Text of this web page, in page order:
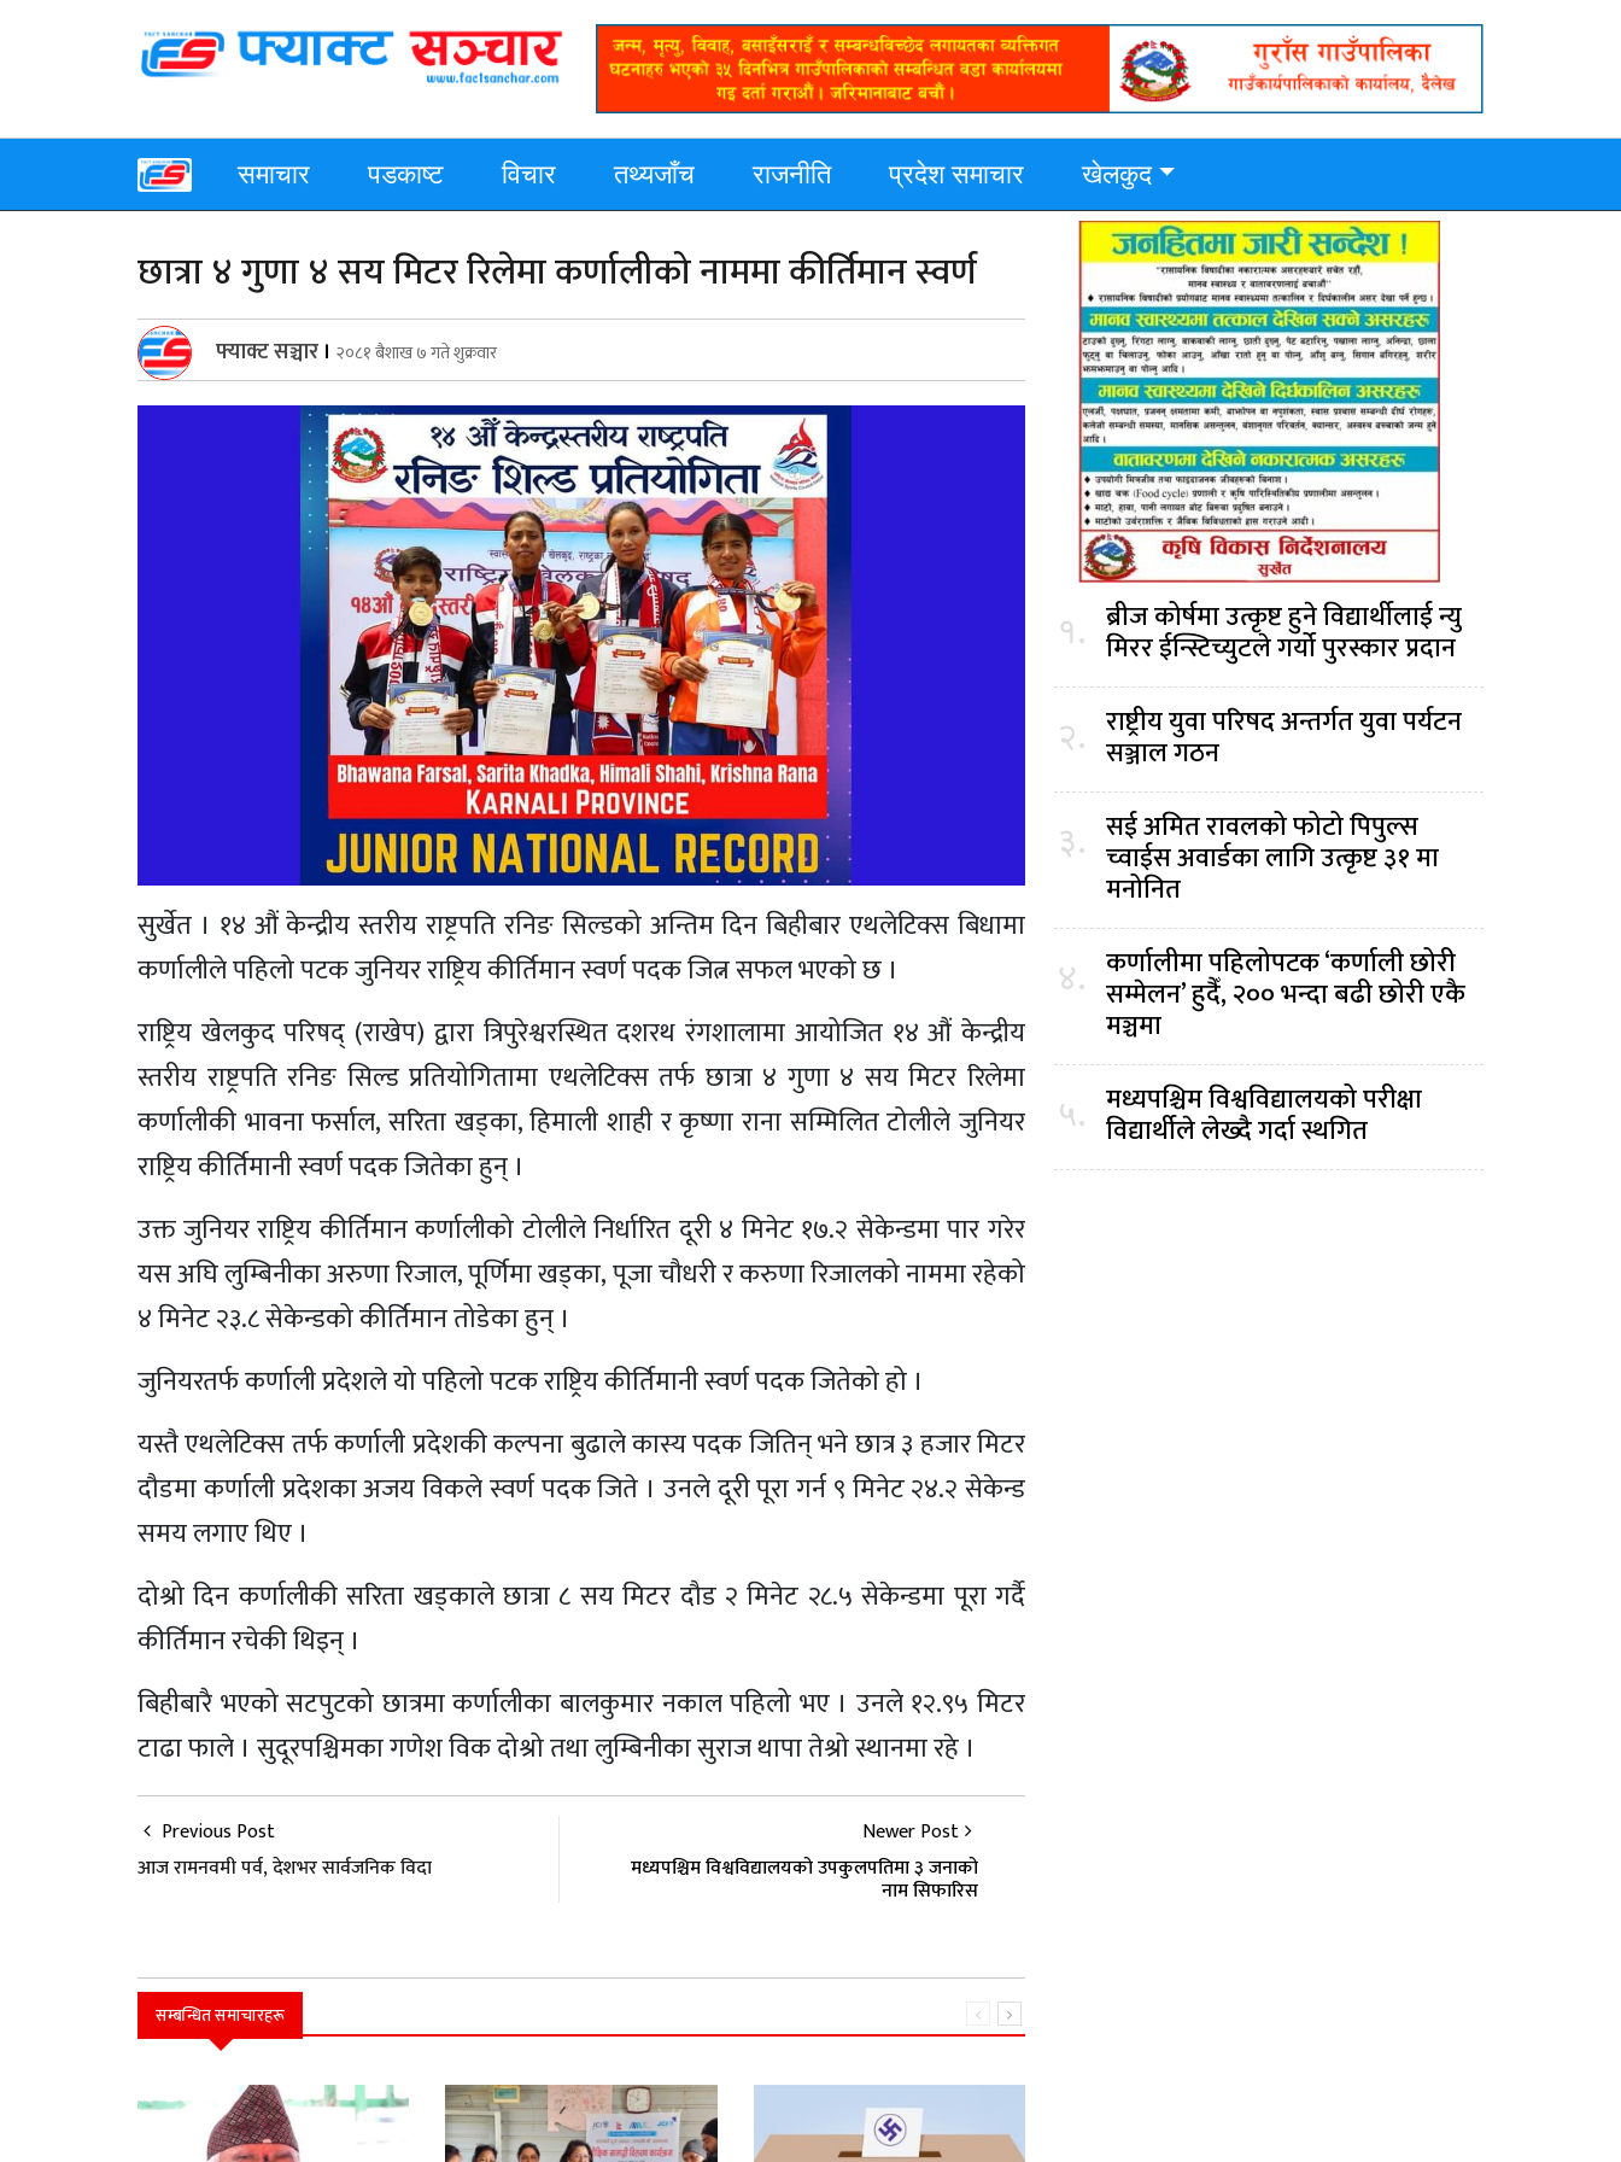
समाचार पडकाष्ट विचार तथ्यजाँच राजनीति प्रदेश समाचार खेलकुद
छात्रा ४ गुणा ४ सय मिटर रिलेमा कर्णालीको नाममा कीर्तिमान स्वर्ण
फ्याक्ट सञ्चार । २०८१ बैशाख ७ गते शुक्रवार
सुर्खेत । १४ औं केन्द्रीय स्तरीय राष्ट्रपति रनिङ सिल्डको अन्तिम दिन बिहीबार एथलेटिक्स बिधामा
कर्णालीले पहिलो पटक जुनियर राष्ट्रिय कीर्तिमान स्वर्ण पदक जित्न सफल भएको छ ।
राष्ट्रिय खेलकुद परिषद् (राखेप) द्वारा त्रिपुरेश्वरस्थित दशरथ रंगशालामा आयोजित १४ औं केन्द्रीय
स्तरीय राष्ट्रपति रनिङ सिल्ड प्रतियोगितामा एथलेटिक्स तर्फ छात्रा ४ गुणा ४ सय मिटर रिलेमा
कर्णालीकी भावना फर्साल, सरिता खड्का, हिमाली शाही र कृष्णा राना सम्मिलित टोलीले जुनियर
राष्ट्रिय कीर्तिमानी स्वर्ण पदक जितेका हुन् ।
उक्त जुनियर राष्ट्रिय कीर्तिमान कर्णालीको टोलीले निर्धारित दूरी ४ मिनेट १७.२ सेकेन्डमा पार गरेर
यस अघि लुम्बिनीका अरुणा रिजाल, पूर्णिमा खड्का, पूजा चौधरी र करुणा रिजालको नाममा रहेको
४ मिनेट २३.८ सेकेन्डको कीर्तिमान तोडेका हुन् ।
जुनियरतर्फ कर्णाली प्रदेशले यो पहिलो पटक राष्ट्रिय कीर्तिमानी स्वर्ण पदक जितेको हो ।
यस्तै एथलेटिक्स तर्फ कर्णाली प्रदेशकी कल्पना बुढाले कास्य पदक जितिन् भने छात्र ३ हजार मिटर
दौडमा कर्णाली प्रदेशका अजय विकले स्वर्ण पदक जिते । उनले दूरी पूरा गर्न ९ मिनेट २४.२ सेकेन्ड
समय लगाए थिए ।
दोश्रो दिन कर्णालीकी सरिता खड्काले छात्रा ८ सय मिटर दौड २ मिनेट २८.५ सेकेन्डमा पूरा गर्दै
कीर्तिमान रचेकी थिइन् ।
बिहीबारै भएको सटपुटको छात्रमा कर्णालीका बालकुमार नकाल पहिलो भए । उनले १२.९५ मिटर
टाढा फाले । सुदूरपश्चिमका गणेश विक दोश्रो तथा लुम्बिनीका सुराज थापा तेश्रो स्थानमा रहे ।
Previous Post
आज रामनवमी पर्व, देशभर सार्वजनिक विदा
Newer Post
मध्यपश्चिम विश्वविद्यालयको उपकुलपतिमा ३ जनाको
नाम सिफारिस
सम्बन्धित समाचारहरू
१. ब्रीज कोर्षमा उत्कृष्ट हुने विद्यार्थीलाई न्यु
मिरर ईन्स्टिच्युटले गर्यो पुरस्कार प्रदान
२. राष्ट्रीय युवा परिषद अन्तर्गत युवा पर्यटन
सञ्जाल गठन
३. सई अमित रावलको फोटो पिपुल्स
च्वाईस अवार्डका लागि उत्कृष्ट ३१ मा
मनोनित
४. कर्णालीमा पहिलोपटक ‘कर्णाली छोरी
सम्मेलन’ हुदैँ, २०० भन्दा बढी छोरी एकै
मञ्चमा
५. मध्यपश्चिम विश्वविद्यालयको परीक्षा
विद्यार्थीले लेख्दै गर्दा स्थगित